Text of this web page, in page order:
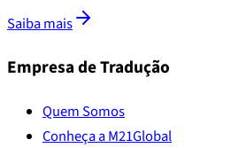
Saiba mais
Empresa de Tradução
Quem Somos
Conheça a M21Global